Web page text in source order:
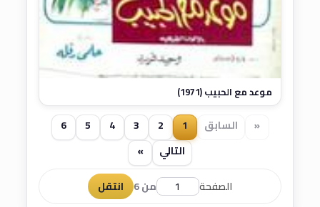
موعد مع الحبيب (1971)
« السابق 1
2
3
4
5
6
التالي
»
الصفحة
من 6 انتقل